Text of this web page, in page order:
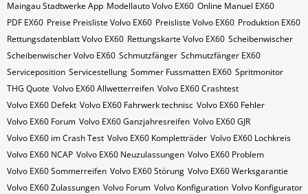
Maingau Stadtwerke App Modellauto Volvo EX60 Online Manuel EX60
PDF EX60 Preise Preisliste Volvo EX60 Preisliste Volvo EX60 Produktion EX60
Rettungsdatenblatt Volvo EX60 Rettungskarte Volvo EX60 Scheibenwischer
Scheibenwischer Volvo​ EX60 Schmutzfänger Schmutzfänger EX60
Serviceposition Servicestellung Sommer Fussmatten EX60 Spritmonitor
THG Quote Volvo EX60 Allwetterreifen Volvo EX60 Crashtest
Volvo EX60 Defekt Volvo EX60 Fahrwerk technisc Volvo EX60 Fehler
Volvo EX60 Forum Volvo EX60 Ganzjahresreifen Volvo EX60 GJR
Volvo EX60 im Crash Test Volvo EX60 Kompletträder Volvo EX60 Lochkreis
Volvo EX60 NCAP Volvo EX60 Neuzulassungen Volvo EX60 Problem
Volvo EX60 Sommerreifen Volvo EX60 Störung Volvo EX60 Werksgarantie
Volvo EX60 Zulassungen Volvo Forum Volvo Konfiguration Volvo Konfigurator